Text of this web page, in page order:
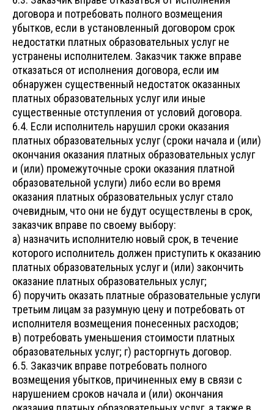
договора и потребовать полного возмещения
убытков, если в установленный договором срок
недостатки платных образовательных услуг не
устранены исполнителем. Заказчик также вправе
отказаться от исполнения договора, если им
обнаружен существенный недостаток оказанных
платных образовательных услуг или иные
существенные отступления от условий договора.
6.4. Если исполнитель нарушил сроки оказания
платных образовательных услуг (сроки начала и (или)
окончания оказания платных образовательных услуг
и (или) промежуточные сроки оказания платной
образовательной услуги) либо если во время
оказания платных образовательных услуг стало
очевидным, что они не будут осуществлены в срок,
заказчик вправе по своему выбору:
а) назначить исполнителю новый срок, в течение
которого исполнитель должен приступить к оказанию
платных образовательных услуг и (или) закончить
оказание платных образовательных услуг;
б) поручить оказать платные образовательные услуги
третьим лицам за разумную цену и потребовать от
исполнителя возмещения понесенных расходов;
в) потребовать уменьшения стоимости платных
образовательных услуг; г) расторгнуть договор.
6.5. Заказчик вправе потребовать полного
возмещения убытков, причиненных ему в связи с
нарушением сроков начала и (или) окончания